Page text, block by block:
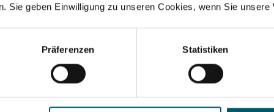
Sie geben Einwilligung zu unseren Cookies, wenn Sie unsere
Präferenzen Statistiken
finden Sie im Internet unter www.leifheit-
Suchvorschläge
Jahresfinanzbericht Corporate Governance